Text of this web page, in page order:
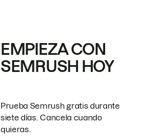
EMPIEZA CON
SEMRUSH HOY
Prueba Semrush gratis durante
siete días. Cancela cuando
quieras.